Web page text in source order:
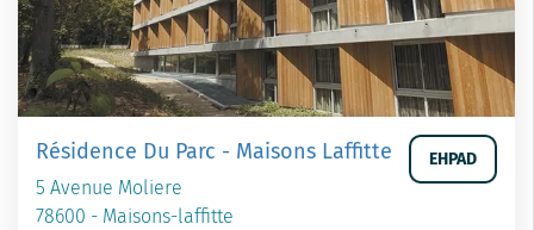
Résidence Du Parc - Maisons Laffitte
5 Avenue Moliere
78600 - Maisons-laffitte
EHPAD